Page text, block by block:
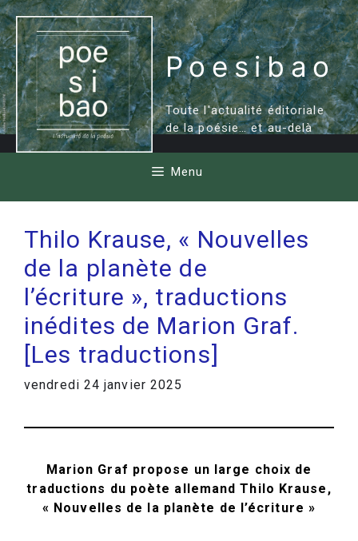
Aller
au
contenu
Poesibao
Toute l'actualité éditoriale
de la poésie… et au-delà
Menu
Thilo Krause, « Nouvelles
de la planète de
l’écriture », traductions
inédites de Marion Graf.
[Les traductions]
vendredi 24 janvier 2025
Marion Graf propose un large choix de
traductions du poète allemand Thilo Krause,
« Nouvelles de la planète de l’écriture »